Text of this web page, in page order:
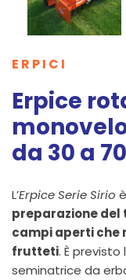
ERPICI
Erpice
da 30 a
L’Erpice Serie Sirio
preparazione del
campi aperti che
frutteti. È
seminatrice da